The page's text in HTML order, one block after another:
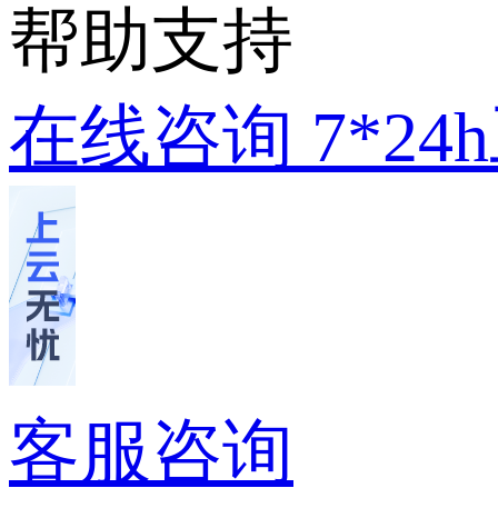
帮助支持
在线咨询
客服咨询